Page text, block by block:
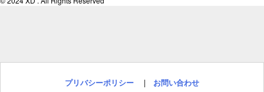
プリバシーポリシー | お問い合わせ